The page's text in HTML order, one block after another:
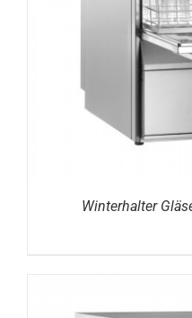
Winterhalter